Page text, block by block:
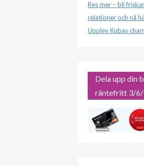
Res mer – bli
relationer och nå
Upplev Kubas
Dela upp din
räntefritt 3/